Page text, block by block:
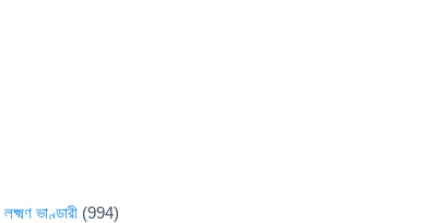
লক্ষ্মণ ভাণ্ডারী (994)